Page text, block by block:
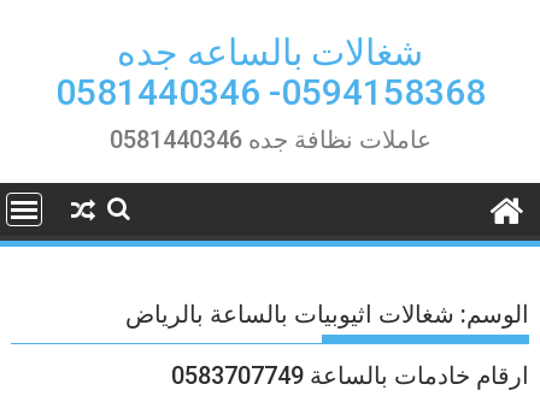
شغالات بالساعه جده
0594158368- 0581440346
عاملات نظافة جده 0581440346
الوسم: شغالات اثيوبيات بالساعة بالرياض
ارقام خادمات بالساعة 0583707749